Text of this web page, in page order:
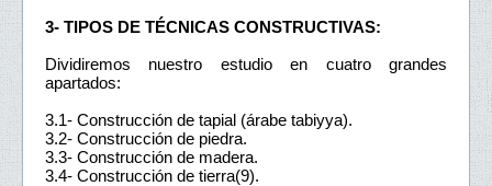
3- TIPOS DE TÉCNICAS CONSTRUCTIVAS:
Dividiremos nuestro estudio en cuatro grandes
apartados:
3.1- Construcción de tapial (árabe tabiyya).
3.2- Construcción de piedra.
3.3- Construcción de madera.
3.4- Construcción de tierra(9).